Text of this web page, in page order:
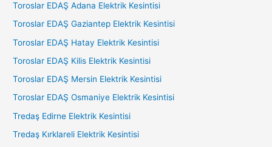
Toroslar EDAŞ Adana Elektrik Kesintisi
Toroslar EDAŞ Gaziantep Elektrik Kesintisi
Toroslar EDAŞ Hatay Elektrik Kesintisi
Toroslar EDAŞ Kilis Elektrik Kesintisi
Toroslar EDAŞ Mersin Elektrik Kesintisi
Toroslar EDAŞ Osmaniye Elektrik Kesintisi
Tredaş Edirne Elektrik Kesintisi
Tredaş Kırklareli Elektrik Kesintisi